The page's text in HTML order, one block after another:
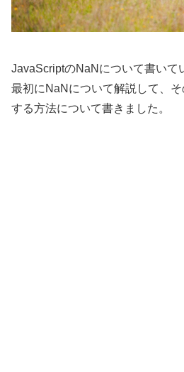
JavaScriptのNaNについて書いて
最初にNaNについて解説して、
する方法について書きました。